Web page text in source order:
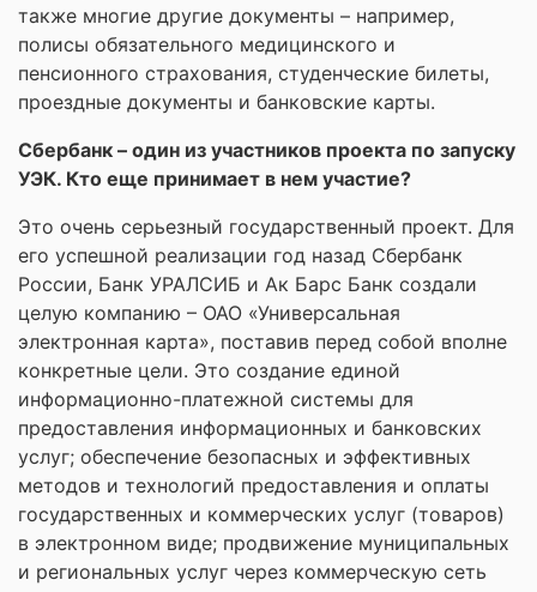
также многие другие документы – например,
полисы обязательного медицинского и
пенсионного страхования, студенческие билеты,
проездные документы и банковские карты.
Сбербанк – один из участников проекта по запуску
УЭК. Кто еще принимает в нем участие?
Это очень серьезный государственный проект. Для
его успешной реализации год назад Сбербанк
России, Банк УРАЛСИБ и Ак Барс Банк создали
целую компанию – ОАО «Универсальная
электронная карта», поставив перед собой вполне
конкретные цели. Это создание единой
информационно-платежной системы для
предоставления информационных и банковских
услуг; обеспечение безопасных и эффективных
методов и технологий предоставления и оплаты
государственных и коммерческих услуг (товаров)
в электронном виде; продвижение муниципальных
и региональных услуг через коммерческую сеть